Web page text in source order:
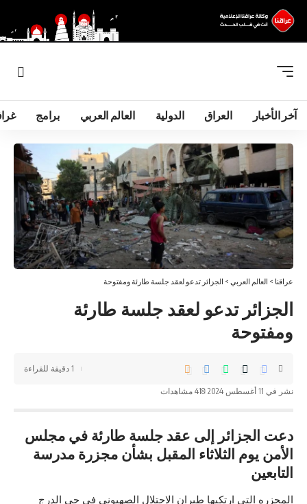
آخر الأخبار العراق الدولية العالم العربي برامج
عراقنا > العالم العربي > الجزائر تدعو لعقد جلسة طارئة ومفتوحة
الجزائر تدعو لعقد جلسة طارئة
ومفتوحة
نشر في 11 أغسطس 2024 418 مشاهدات
1 دقيقة للقراءة
دعت الجزائر إلى عقد جلسة طارئة في مجلس
الأمن يوم الثلاثاء المقبل بشأن مجزرة مدرسة
التابعين
المجزره التي ارتكبها طيران الاحتلال الصهيوني في حي الدرج